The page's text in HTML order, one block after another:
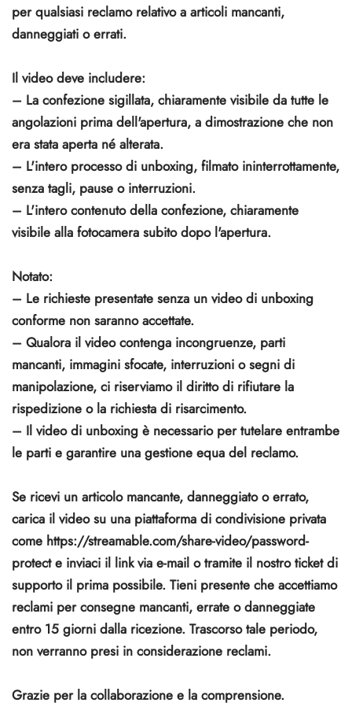
per qualsiasi reclamo relativo a articoli mancanti,
danneggiati o errati.
Il video deve includere:
– La confezione sigillata, chiaramente visibile da tutte le
angolazioni prima dell'apertura, a dimostrazione che non
era stata aperta né alterata.
– L'intero processo di unboxing, filmato ininterrottamente,
senza tagli, pause o interruzioni.
– L'intero contenuto della confezione, chiaramente
visibile alla fotocamera subito dopo l'apertura.
Notato:
– Le richieste presentate senza un video di unboxing
conforme non saranno accettate.
– Qualora il video contenga incongruenze, parti
mancanti, immagini sfocate, interruzioni o segni di
manipolazione, ci riserviamo il diritto di rifiutare la
rispedizione o la richiesta di risarcimento.
– Il video di unboxing è necessario per tutelare entrambe
le parti e garantire una gestione equa del reclamo.
Se ricevi un articolo mancante, danneggiato o errato,
carica il video su una piattaforma di condivisione privata
come https://streamable.com/share-video/password-
protect e inviaci il link via e-mail o tramite il nostro ticket di
supporto il prima possibile. Tieni presente che accettiamo
reclami per consegne mancanti, errate o danneggiate
entro 15 giorni dalla ricezione. Trascorso tale periodo,
non verranno presi in considerazione reclami.
Grazie per la collaborazione e la comprensione.